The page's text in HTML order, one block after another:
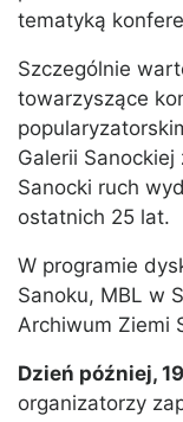
tematyką
Szczególnie
towarzyszące
Galerii
Sanocki ruch
ostatnich 25 lat.
W programie
Sanoku, MBL w
Archiwum Ziemi
Dzień później,
organizatorzy